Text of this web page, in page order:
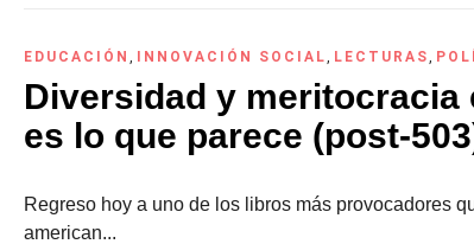
EDUCACIÓN , INNOVACIÓN SOCIAL, LECTURAS,
Diversidad y
es lo que parece (post-
Regreso hoy a uno de los libros más provocadores
american...